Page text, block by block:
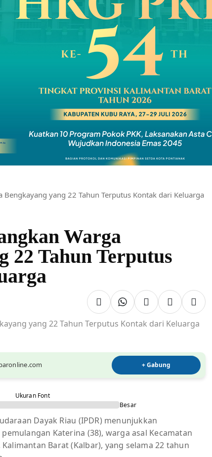
Bengkayang yang 22 Tahun Terputus Kontak dari Keluarga
Warga
22 Tahun Terputus
+ Gabung
Ukuran Font
Besar
Dayak Riau (IPDR) menunjukkan
Katerina (38), warga asal Kecamatan
Barat (Kalbar), yang selama 22 tahun